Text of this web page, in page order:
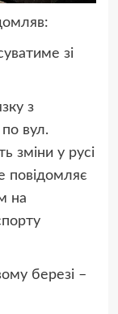
зі
з
вул.
зміни у русі
повідомляє
на
березі –